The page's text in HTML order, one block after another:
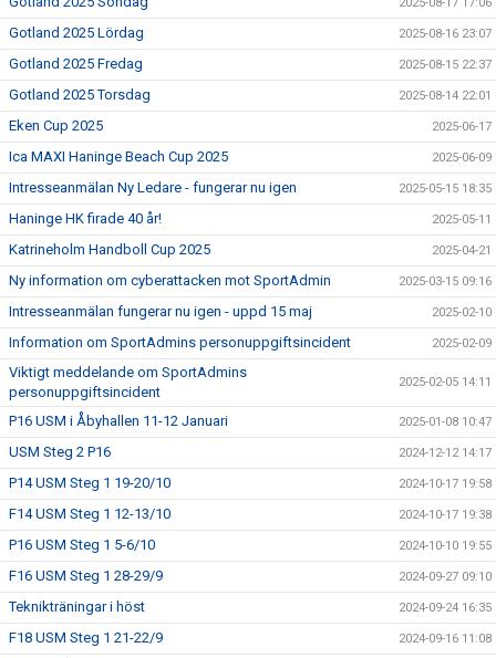
Gotland 2025 Lördag 2025-08-16 23:07
Gotland 2025 Fredag 2025-08-15 22:37
Gotland 2025 Torsdag 2025-08-14 22:01
Eken Cup 2025 2025-06-17
Ica MAXI Haninge Beach Cup 2025 2025-06-09
Intresseanmälan Ny Ledare - fungerar nu igen 2025-05-15 18:35
Haninge HK firade 40 år! 2025-05-11
Katrineholm Handboll Cup 2025 2025-04-21
Ny information om cyberattacken mot SportAdmin 2025-03-15 09:16
Intresseanmälan fungerar nu igen - uppd 15 maj 2025-02-10
Information om SportAdmins personuppgiftsincident 2025-02-09
Viktigt meddelande om SportAdmins
personuppgiftsincident
2025-02-05 14:11
P16 USM i Åbyhallen 11-12 Januari 2025-01-08 10:47
USM Steg 2 P16 2024-12-12 14:17
P14 USM Steg 1 19-20/10 2024-10-17 19:58
F14 USM Steg 1 12-13/10 2024-10-17 19:38
P16 USM Steg 1 5-6/10 2024-10-10 19:55
F16 USM Steg 1 28-29/9 2024-09-27 09:10
Teknikträningar i höst 2024-09-24 16:35
F18 USM Steg 1 21-22/9 2024-09-16 11:08